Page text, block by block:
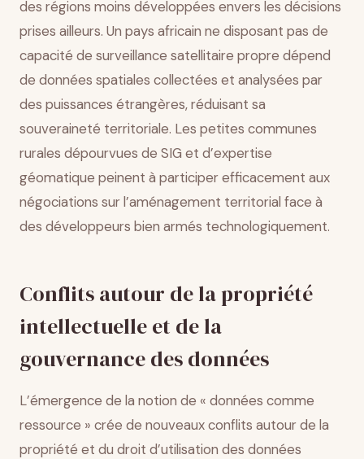
des régions moins développées envers les décisions
prises ailleurs. Un pays africain ne disposant pas de
capacité de surveillance satellitaire propre dépend
de données spatiales collectées et analysées par
des puissances étrangères, réduisant sa
souveraineté territoriale. Les petites communes
rurales dépourvues de SIG et d’expertise
géomatique peinent à participer efficacement aux
négociations sur l’aménagement territorial face à
des développeurs bien armés technologiquement.
Conflits autour de la propriété
intellectuelle et de la
gouvernance des données
L’émergence de la notion de « données comme
ressource » crée de nouveaux conflits autour de la
propriété et du droit d’utilisation des données